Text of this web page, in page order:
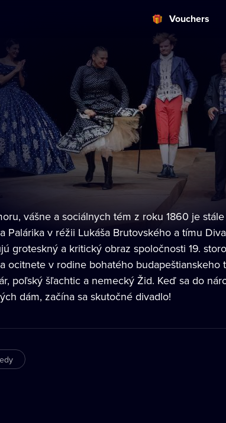
Vouchers
vášne a sociálnych tém z roku 1860 je
Palárika v réžii Lukáša Brutovského a tímu
groteskný a kritický obraz spoločnosti 19.
ocitnete v rodine bohatého budapeštianskeho
poľský šľachtic a nemecký Žid. Keď sa do
dám, začína sa skutočné divadlo!